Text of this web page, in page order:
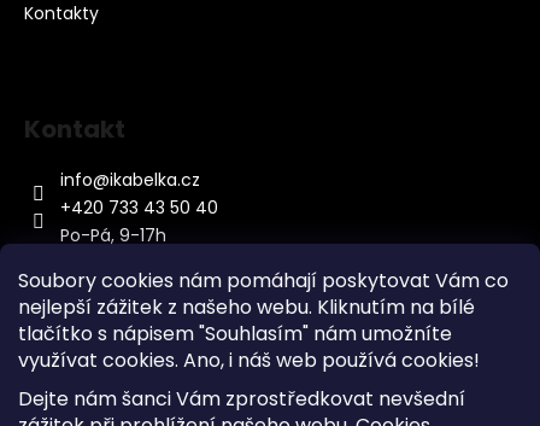
Soubory cookies nám pomáhají poskytovat Vám co
nejlepší zážitek z našeho webu. Kliknutím na bílé
tlačítko s nápisem "Souhlasím" nám umožníte
využívat cookies. Ano, i náš web používá cookies!
Dejte nám šanci Vám zprostředkovat nevšední
Kontakty
Kontakt
info@ikabelka.cz
+420 733 43 50 40
Po-Pá, 9-17h
Kontakt